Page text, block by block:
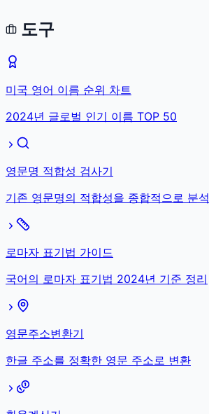
도구
미국 영어 이름 순위 차트
2024년 글로벌 인기 이름 TOP 50
영문명 적합성 검사기
기존 영문명의 적합성을 종합적으로 분석
로마자 표기법 가이드
국어의 로마자 표기법 2024년 기준 정리
영문주소변환기
한글 주소를 정확한 영문 주소로 변환